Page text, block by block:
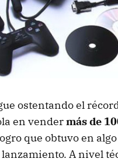
ostentando el
en vendermás de
que obtuvo en
lanzamiento. A nivel